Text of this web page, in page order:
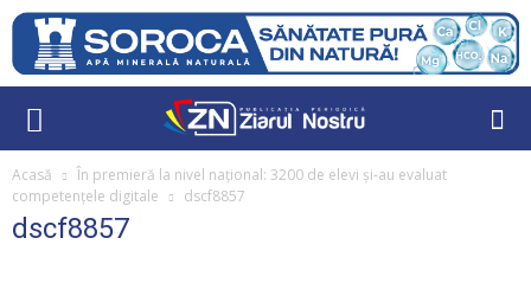
Acasă
În premieră la nivel național: 3200 de elevi și-au evaluat
competențele digitale
dscf8857
dscf8857